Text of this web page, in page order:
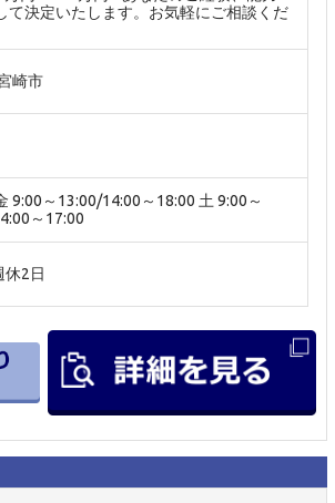
て決定いたします。お気軽にご相談くだ
崎市
9:00～13:00/14:00～18:00 土 9:00～
～17:00
休2日